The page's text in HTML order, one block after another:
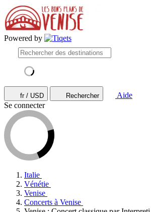
Powered by
fr / USD Rechercher
Aide
Se connecter
Italie
Vénétie
Venise
Concerts à Venise